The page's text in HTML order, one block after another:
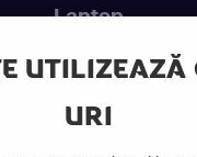
URI
Laptop
ABONEAZĂ-TE ACUM